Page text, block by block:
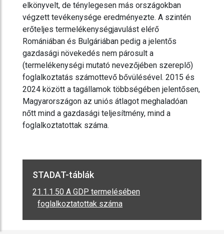
elkönyvelt, de ténylegesen más országokban
végzett tevékenysége eredményezte. A szintén
erőteljes termelékenységjavulást elérő
Romániában és Bulgáriában pedig a jelentős
gazdasági növekedés nem párosult a
(termelékenységi mutató nevezőjében szereplő)
foglalkoztatás számottevő bővülésével. 2015 és
2024 között a tagállamok többségében jelentősen,
Magyarországon az uniós átlagot meghaladóan
nőtt mind a gazdasági teljesítmény, mind a
foglalkoztatottak száma.
STADAT-táblák
21.1.1.50 A GDP termelésében
foglalkoztatottak száma